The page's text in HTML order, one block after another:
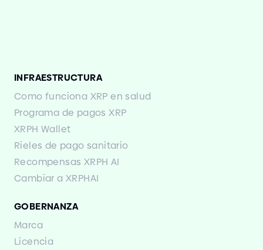
INFRAESTRUCTURA
Como funciona XRP en salud
Programa de pagos XRP
XRPH Wallet
Rieles de pago sanitario
Recompensas XRPH AI
Cambiar a XRPHAI
GOBERNANZA
Marca
Licencia